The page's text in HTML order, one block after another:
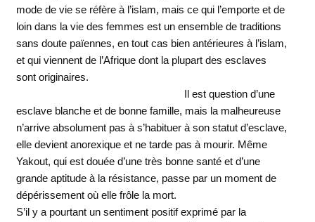
mode de vie se réfère à l’islam, mais ce qui l’emporte et de
loin dans la vie des femmes est un ensemble de traditions
sans doute païennes, en tout cas bien antérieures à l’islam,
et qui viennent de l’Afrique dont la plupart des esclaves
sont originaires.
Il est question d’une
esclave blanche et de bonne famille, mais la malheureuse
n’arrive absolument pas à s’habituer à son statut d’esclave,
elle devient anorexique et ne tarde pas à mourir. Même
Yakout, qui est douée d’une très bonne santé et d’une
grande aptitude à la résistance, passe par un moment de
dépérissement où elle frôle la mort.
S’il y a pourtant un sentiment positif exprimé par la